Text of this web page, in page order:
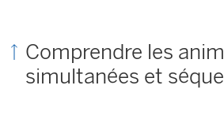
Comprendre les
simultanées et